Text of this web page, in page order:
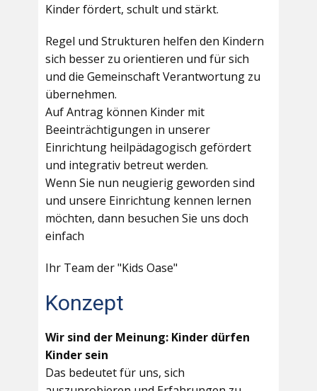
Kinder fördert, schult und stärkt.
Regel und Strukturen helfen den Kindern
sich besser zu orientieren und für sich
und die Gemeinschaft Verantwortung zu
übernehmen.
Auf Antrag können Kinder mit
Beeinträchtigungen in unserer
Einrichtung heilpädagogisch gefördert
und integrativ betreut werden.
Wenn Sie nun neugierig geworden sind
und unsere Einrichtung kennen lernen
möchten, dann besuchen Sie uns doch
einfach
Ihr Team der "Kids Oase"
Konzept
Wir sind der Meinung: Kinder dürfen
Kinder sein
Das bedeutet für uns, sich